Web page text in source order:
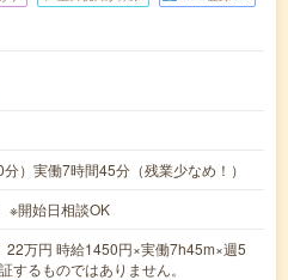
）実働7時間45分（残業少なめ！）
※開始日相談OK
万円 時給1450円×実働7h45m×週5
するものではありません。